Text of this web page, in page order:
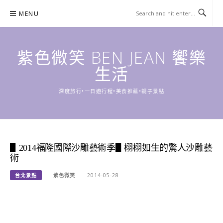
content
MENU
紫色微笑 BEN JEAN 饗樂
生活
深度旅行•一日遊行程•美食推薦•親子景點
▋2014福隆國際沙雕藝術季▋栩栩如生的驚人沙雕藝
術
台北景點 紫色微笑 2014-05-28